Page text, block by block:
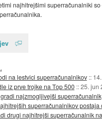
najhitrejšimi superračunalniki
na lestvici superračunalnikov ::
iz prve trojke na Top 500 ::25. jun
najzmogljivejši superračunalnik
superračunalnikov postaja
drugi najhitrejši superračunalnik